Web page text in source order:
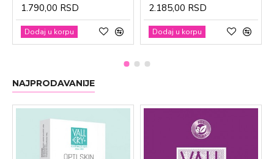
1.790,00 RSD
Dodaj u korpu
2.185,00 RSD
Dodaj u korpu
NAJPRODAVANIJE